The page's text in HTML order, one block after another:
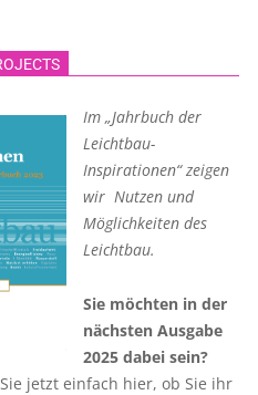
Im „Jahrbuch der
Leichtbau-
Inspirationen“ zeigen
wir Nutzen und
Möglichkeiten des
Leichtbau.
Sie möchten in der
nächsten Ausgabe
2025 dabei sein?
jetzt einfach hier, ob Sie ihr